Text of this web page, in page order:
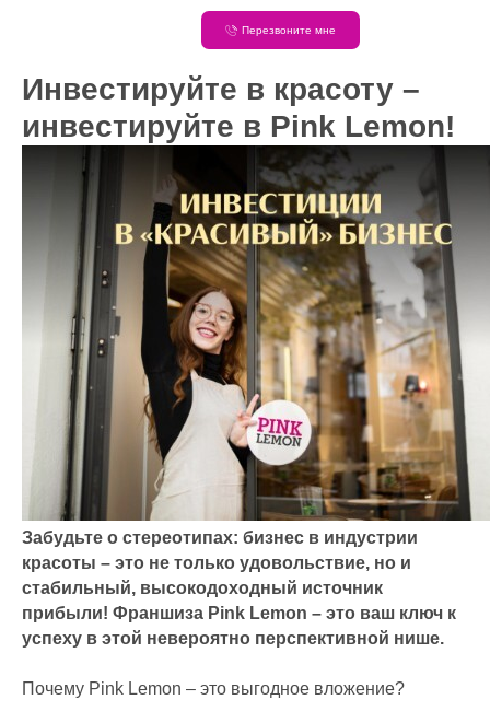
Перезвоните мне
Инвестируйте в красоту –
инвестируйте в Pink Lemon!
Забудьте о стереотипах: бизнес в индустрии
красоты – это не только удовольствие, но и
стабильный, высокодоходный источник
прибыли! Франшиза Pink Lemon – это ваш ключ к
успеху в этой невероятно перспективной нише.
Почему Pink Lemon – это выгодное вложение?